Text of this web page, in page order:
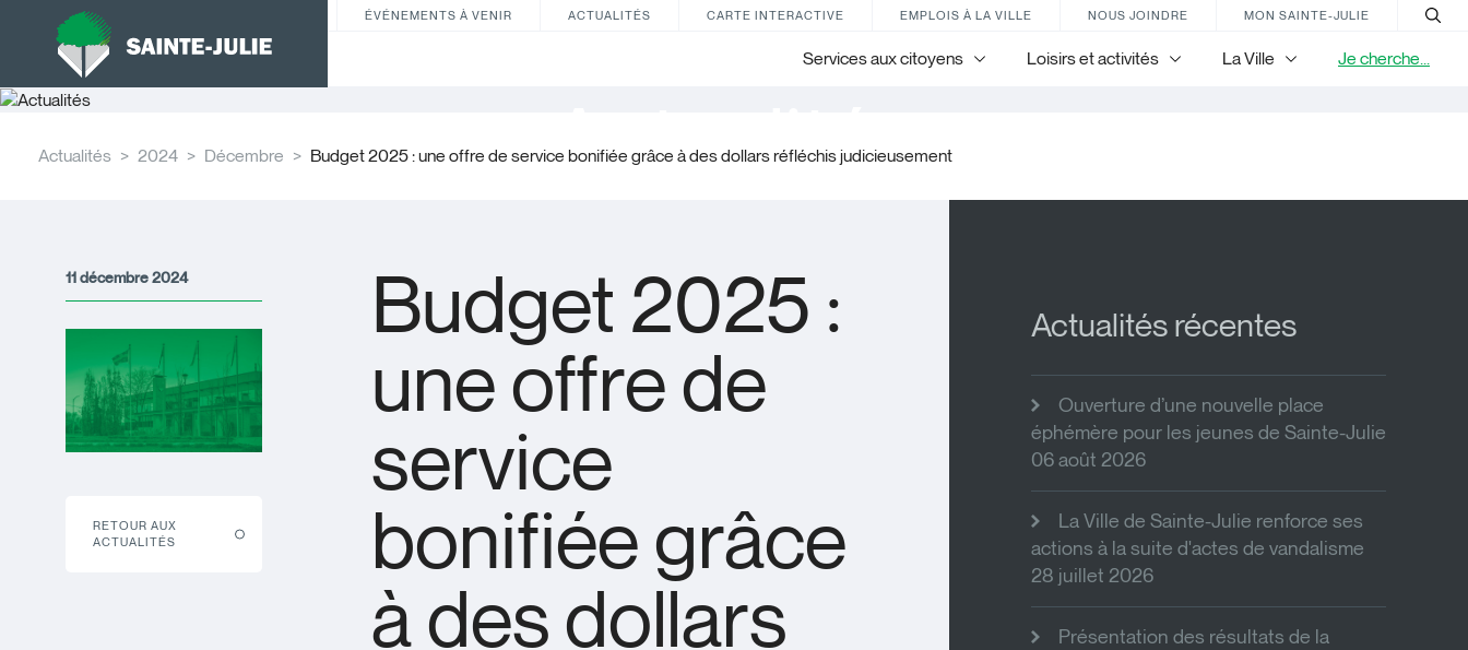
ÉVÉNEMENTS À VENIR ACTUALITÉS CARTE INTERACTIVE EMPLOIS À LA VILLE NOUS JOINDRE MON SAINTE-JULIE
Services aux citoyens Loisirs et activités La Ville Je cherche...
Actualités
Actualités 2024 Décembre Budget 2025 : une offre de service bonifiée grâce à des dollars réfléchis judicieusement
11 décembre 2024
RETOUR AUX
ACTUALITÉS
Budget 2025 :
une offre de
service
bonifiée grâce
à des dollars
Actualités récentes
Ouverture d’une nouvelle place
éphémère pour les jeunes de Sainte-Julie
06 août 2026
La Ville de Sainte-Julie renforce ses
actions à la suite d'actes de vandalisme
28 juillet 2026
Présentation des résultats de la